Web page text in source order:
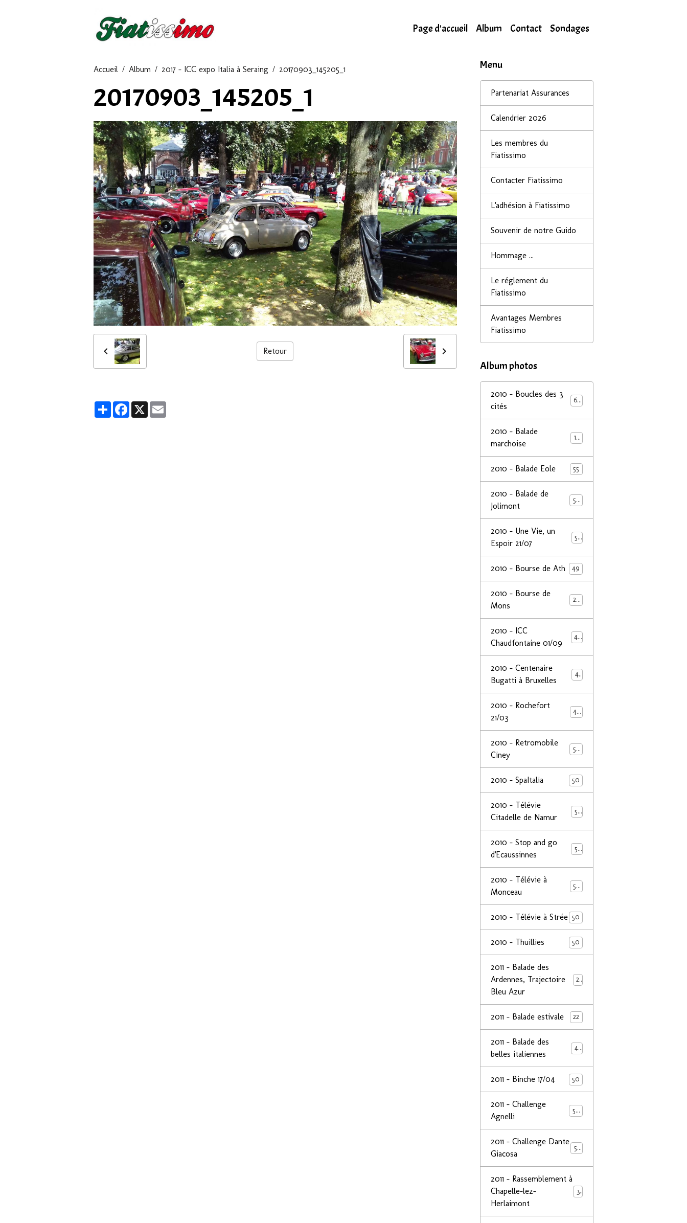
Page d'accueil Album Contact Sondages
Accueil Album 2017 - ICC expo Italia à Seraing 20170903_145205_1
20170903_145205_1
Retour
PartagerFacebook
X
Menu
Partenariat Assurances
Calendrier 2026
Les membres du
Fiatissimo
Contacter Fiatissimo
L'adhésion à Fiatissimo
Souvenir de notre Guido
Hommage ...
Le réglement du
Fiatissimo
Avantages Membres
Fiatissimo
Album photos
2010 - Boucles des 3
cités
68
2010 - Balade
marchoise
14
2010 - Balade Eole 55
2010 - Balade de
Jolimont
50
2010 - Une Vie, un
Espoir 21/07
53
2010 - Bourse de Ath 49
2010 - Bourse de
Mons
29
2010 - ICC
Chaudfontaine 01/09
44
2010 - Centenaire
Bugatti à Bruxelles
44
2010 - Rochefort
21/03
47
2010 - Retromobile
Ciney
50
2010 - SpaItalia 50
2010 - Télévie
Citadelle de Namur
50
2010 - Stop and go
d'Ecaussinnes
50
2010 - Télévie à
Monceau
50
2010 - Télévie à Strée 50
2010 - Thuillies 50
2011 - Balade des
Ardennes, Trajectoire
Bleu Azur
24
2011 - Balade estivale 22
2011 - Balade des
belles italiennes
49
2011 - Binche 17/04 50
2011 - Challenge
Agnelli
50
2011 - Challenge Dante
Giacosa
50
2011 - Rassemblement à
Chapelle-lez-
Herlaimont
32